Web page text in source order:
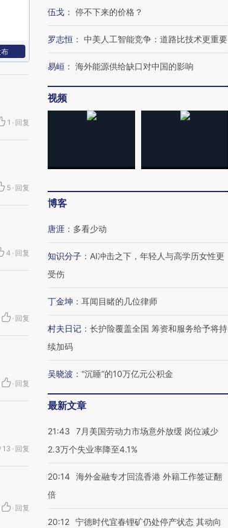
布
1 · 回复
5 · 回复
4 · 回复
· 回复
· 回复
13 · 回复
· 回复
伍戈 ： 停不下来的价格？
罗志恒 ： 中美人工智能竞争：道路比技术更重要
易峘 ： 海外能源供给缺口对中国的影响
视频
博客
唐涯 ： 多看少动
知识分子 ： AI冲击之下，年轻人与高学历女性更
受伤
丁金坤 ： 耳闻目睹的几位律师
村夫日记 ： 长护险覆盖全国 筹资和服务给予将持
续加码
吴晓波 ： “沉睡”的10万亿元公积金
最新文章
21:43
7月美国劳动力市场意外放缓 岗位减少
2.3万个失业率降至4.1%
20:14 海外金融专才回流香港 外籍工作签证翻
倍
20:12 宁德时代宜春锂矿仍处停产状态 其动向